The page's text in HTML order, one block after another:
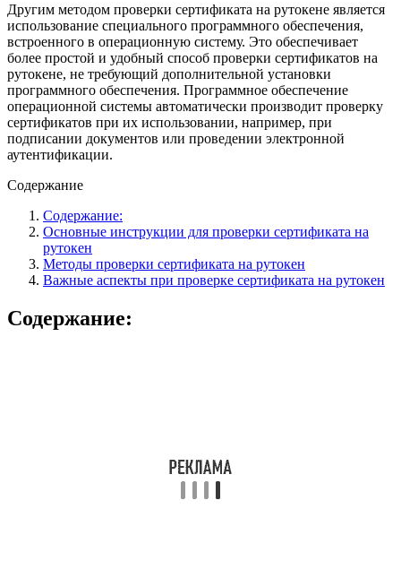
Другим методом проверки сертификата на рутокене является
использование специального программного обеспечения,
встроенного в операционную систему. Это обеспечивает
более простой и удобный способ проверки сертификатов на
рутокене, не требующий дополнительной установки
программного обеспечения. Программное обеспечение
операционной системы автоматически производит проверку
сертификатов при их использовании, например, при
подписании документов или проведении электронной
аутентификации.
Содержание
Содержание:
Основные инструкции для проверки сертификата на
рутокен
Методы проверки сертификата на рутокен
Важные аспекты при проверке сертификата на рутокен
Содержание: